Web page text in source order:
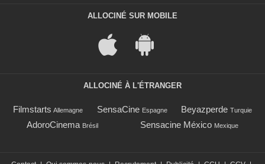
ALLOCINÉ SUR MOBILE
ALLOCINÉ À L'ÉTRANGER
Filmstarts Allemagne SensaCine Espagne Beyazperde Turquie
AdoroCinema Brésil Sensacine México Mexique